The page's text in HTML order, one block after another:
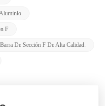
F
Barra De Sección F De Alta Calidad.